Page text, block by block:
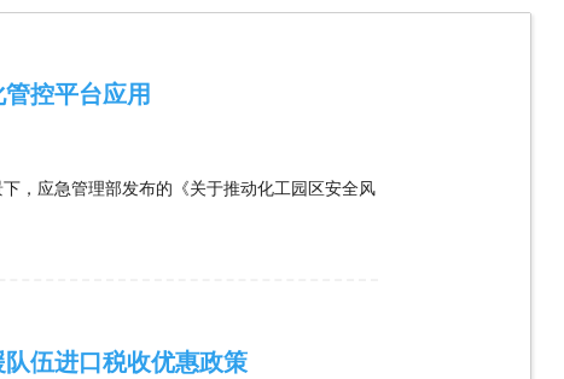
控平台应用
，应急管理部发布的《关于推动化工园区安全风
伍进口税收优惠政策